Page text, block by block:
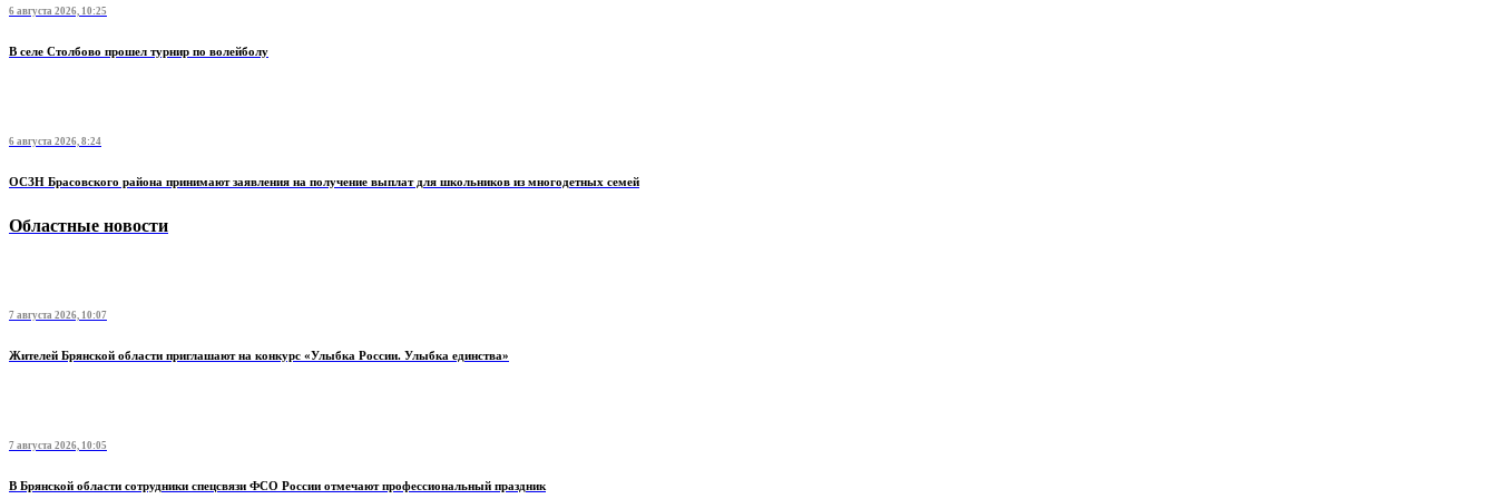
6 августа 2026, 10:25
В селе Столбово прошел турнир по волейболу
6 августа 2026, 8:24
ОСЗН Брасовского района принимают заявления на получение выплат для школьников из многодетных семей
Областные новости
7 августа 2026, 10:07
Жителей Брянской области приглашают на конкурс «Улыбка России. Улыбка единства»
7 августа 2026, 10:05
В Брянской области сотрудники спецсвязи ФСО России отмечают профессиональный праздник